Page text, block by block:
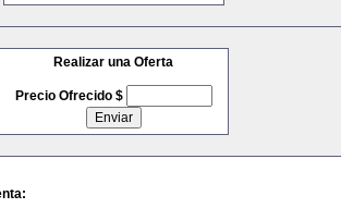
Realizar una Oferta
Precio Ofrecido $